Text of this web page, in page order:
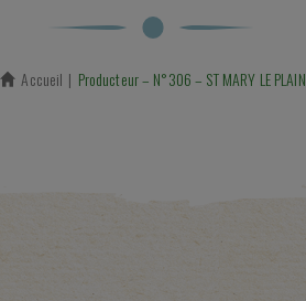
Accueil En cours :
Producteur – N°306 – ST MARY LE PLAIN